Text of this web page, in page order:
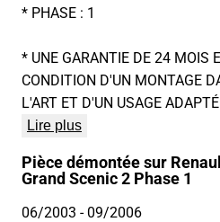
* PHASE : 1
* UNE GARANTIE DE 24 MOIS
CONDITION D'UN MONTAGE
L'ART ET D'UN USAGE
Lire plus
Pièce démontée sur
Grand Scenic 2 Phase 1
06/2003 - 09/2006